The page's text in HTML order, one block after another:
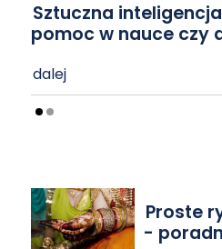
Sztuczna
pomoc w nauce czy
dalej
Proste
-